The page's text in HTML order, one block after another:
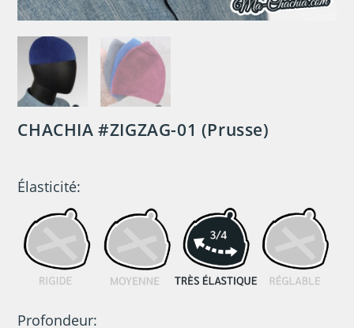
CHACHIA #ZIGZAG-01 (Prusse)
Élasticité:
Profondeur: